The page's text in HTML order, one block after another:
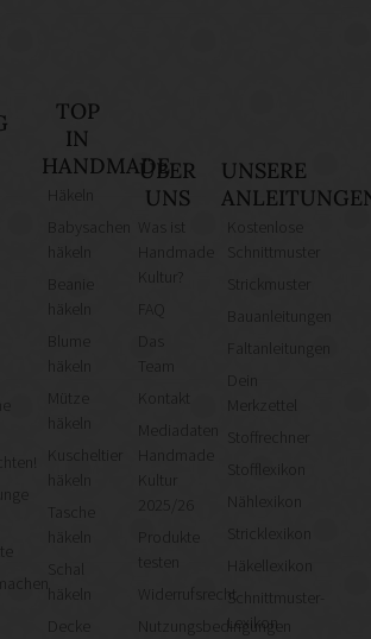
TOP
IN
HANDMADE
häkeln
häkeln
Mütze
häkeln
Kuscheltier
Tasche
häkeln
ÜBER
UNS
Was ist
Kultur?
Das
Team
Kontakt
Mediadaten
Kultur
2025/26
Produkte
testen
Widerrufsrecht
Nutzungsbedingungen
UNSERE
Kostenlose
Schnittmuster
Strickmuster
Bauanleitungen
Faltanleitungen
Merkzettel
Stoffrechner
Stofflexikon
Nählexikon
Stricklexikon
Häkellexikon
Schnittmuster-
Lexikon